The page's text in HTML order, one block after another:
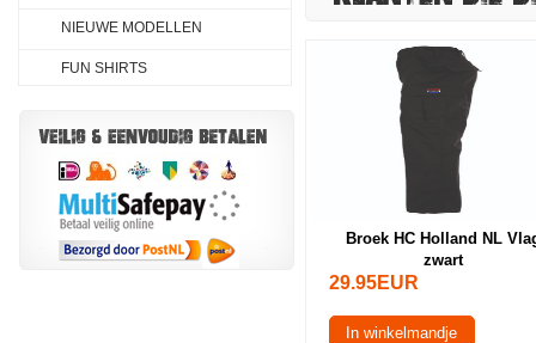
Broek HC Holland NL
zwart
29.95EUR
In winkelmandje
NIEUWE MODELLEN
FUN SHIRTS